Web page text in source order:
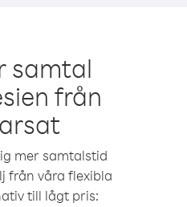
samtal
från
mer samtalstid
från våra flexibla
till lågt pris: